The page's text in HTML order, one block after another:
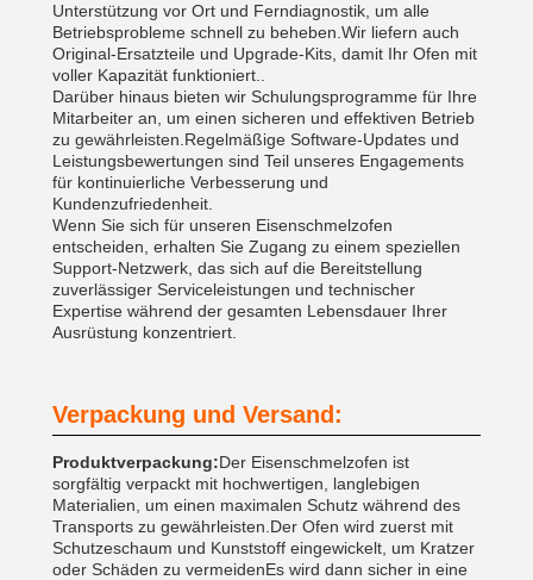
Unterstützung vor Ort und Ferndiagnostik, um alle
Betriebsprobleme schnell zu beheben.Wir liefern auch
Original-Ersatzteile und Upgrade-Kits, damit Ihr Ofen mit
voller Kapazität funktioniert..
Darüber hinaus bieten wir Schulungsprogramme für Ihre
Mitarbeiter an, um einen sicheren und effektiven Betrieb
zu gewährleisten.Regelmäßige Software-Updates und
Leistungsbewertungen sind Teil unseres Engagements
für kontinuierliche Verbesserung und
Kundenzufriedenheit.
Wenn Sie sich für unseren Eisenschmelzofen
entscheiden, erhalten Sie Zugang zu einem speziellen
Support-Netzwerk, das sich auf die Bereitstellung
zuverlässiger Serviceleistungen und technischer
Expertise während der gesamten Lebensdauer Ihrer
Ausrüstung konzentriert.
Verpackung und Versand:
Produktverpackung:Der Eisenschmelzofen ist
sorgfältig verpackt mit hochwertigen, langlebigen
Materialien, um einen maximalen Schutz während des
Transports zu gewährleisten.Der Ofen wird zuerst mit
Schutzeschaum und Kunststoff eingewickelt, um Kratzer
oder Schäden zu vermeidenEs wird dann sicher in eine